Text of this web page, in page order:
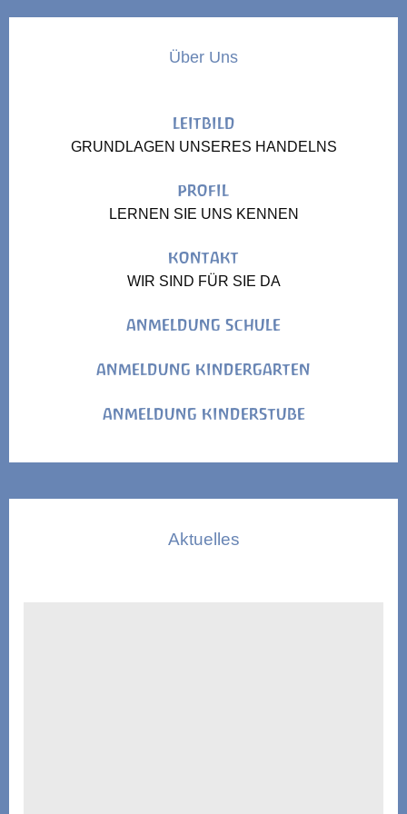
Über Uns
LEITBILD
GRUNDLAGEN UNSERES HANDELNS
PROFIL
LERNEN SIE UNS KENNEN
KONTAKT
WIR SIND FÜR SIE DA
ANMELDUNG SCHULE
ANMELDUNG KINDERGARTEN
ANMELDUNG KINDERSTUBE
Aktuelles